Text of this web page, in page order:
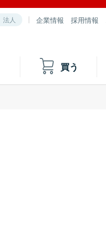
法人 企業情報 採用情報
買う